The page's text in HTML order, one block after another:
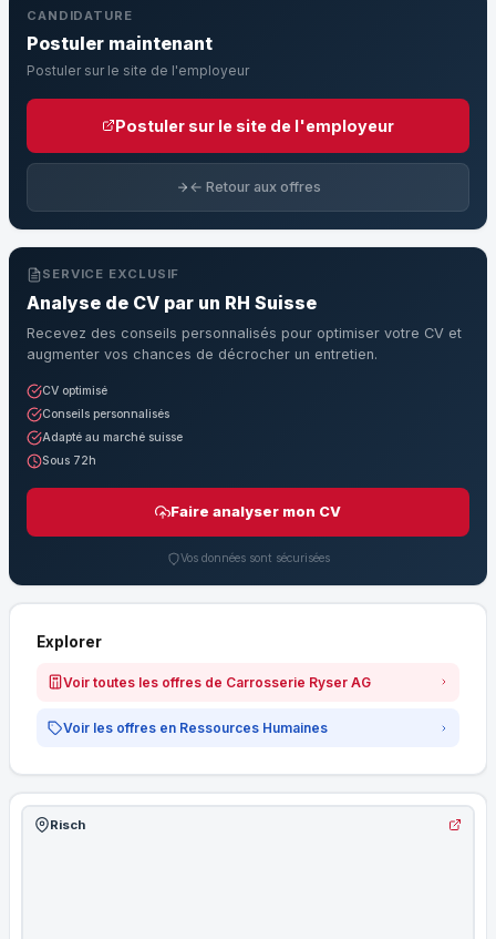
CANDIDATURE
Postuler maintenant
Postuler sur le site de l'employeur
Postuler sur le site de l'employeur
← Retour aux offres
SERVICE EXCLUSIF
Analyse de CV par un RH Suisse
Recevez des conseils personnalisés pour optimiser votre CV et
augmenter vos chances de décrocher un entretien.
CV optimisé
Conseils personnalisés
Adapté au marché suisse
Sous 72h
Faire analyser mon CV
Vos données sont sécurisées
Explorer
Voir toutes les offres de Carrosserie Ryser AG
Voir les offres en Ressources Humaines
Risch